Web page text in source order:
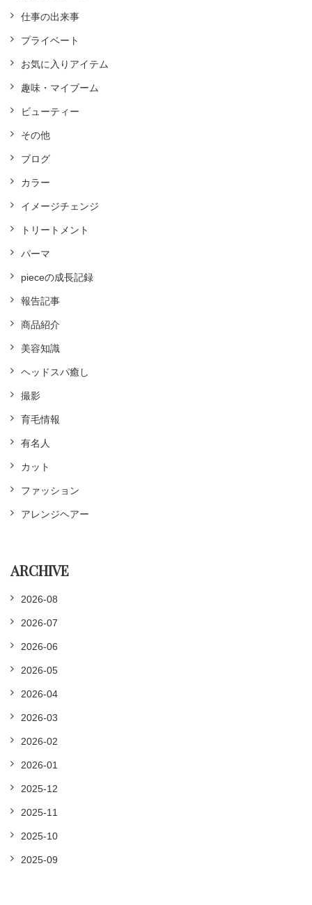
仕事の出来事
プライベート
お気に入りアイテム
趣味・マイブーム
ビューティー
その他
ブログ
カラー
イメージチェンジ
トリートメント
パーマ
pieceの成長記録
報告記事
商品紹介
美容知識
ヘッドスパ癒し
撮影
育毛情報
有名人
カット
ファッション
アレンジヘアー
ARCHIVE
2026-08
2026-07
2026-06
2026-05
2026-04
2026-03
2026-02
2026-01
2025-12
2025-11
2025-10
2025-09